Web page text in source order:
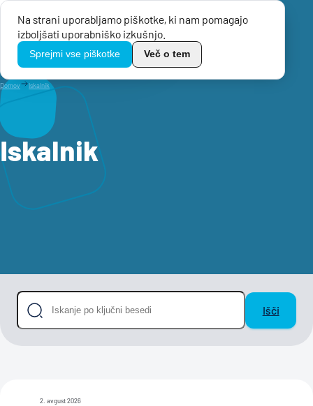
Na strani uporabljamo piškotke, ki nam pomagajo
izboljšati uporabniško izkušnjo.
Sprejmi vse piškotke Več o tem
TikoPro
Menu
Domov Iskalnik
Iskalnik
Išči
2. avgust 2026